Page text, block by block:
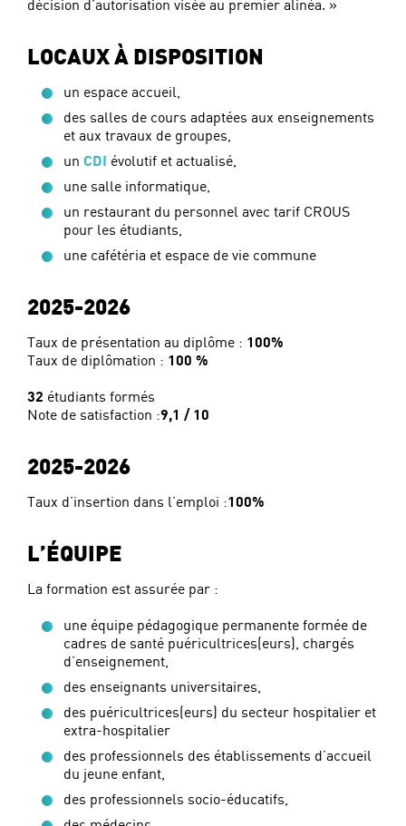
décision d’autorisation visée au premier alinéa. »
LOCAUX À DISPOSITION
un espace accueil,
des salles de cours adaptées aux enseignements
et aux travaux de groupes,
un CDI évolutif et actualisé,
une salle informatique,
un restaurant du personnel avec tarif CROUS
pour les étudiants,
une cafétéria et espace de vie commune
2025-2026
Taux de présentation au diplôme : 100%
Taux de diplômation : 100 %
32 étudiants formés
Note de satisfaction :9,1 / 10
2025-2026
Taux d’insertion dans l’emploi :100%
L’ÉQUIPE
La formation est assurée par :
une équipe pédagogique permanente formée de
cadres de santé puéricultrices(eurs), chargés
d’enseignement,
des enseignants universitaires,
des puéricultrices(eurs) du secteur hospitalier et
extra-hospitalier
des professionnels des établissements d’accueil
du jeune enfant,
des professionnels socio-éducatifs,